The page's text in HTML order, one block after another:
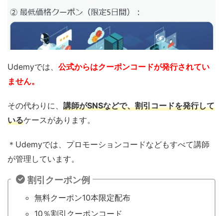
Udemyでは、 公式からはクーポンコードが発行されてい
ません。
その代わりに、 講師がSNSなどで、割引コードを発行して
いるケースがあります。
＊Udemyでは、プロモーションコードなどもすべて講師
が管理しています。
割引クーポン例
無料クーポン10本限定配布
10％割引クーポンコード